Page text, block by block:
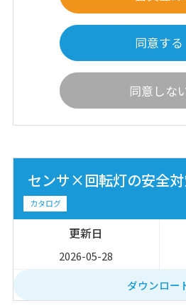
同意する
同意しな
カタログ
センサ×回転灯の安全
2026-05-28
ダウンロー